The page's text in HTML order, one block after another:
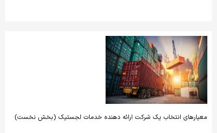
معیارهای انتخاب یک شرکت ارائه دهنده خدمات لجستیک (بخش نخست)